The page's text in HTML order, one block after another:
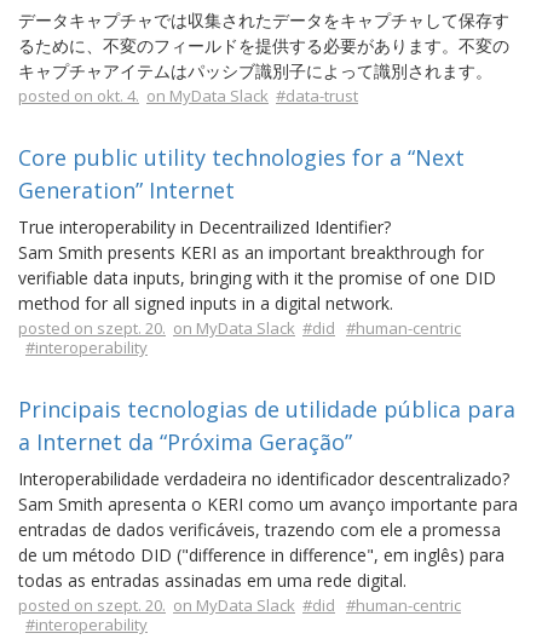
データキャプチャでは収集されたデータをキャプチャして保存す
るために、不変のフィールドを提供する必要があります。不変の
キャプチャアイテムはパッシブ識別子によって識別されます。
posted on okt. 4. on MyData Slack #data-trust
Core public utility technologies for a “Next
Generation” Internet
True interoperability in Decentrailized Identifier?
Sam Smith presents KERI as an important breakthrough for
verifiable data inputs, bringing with it the promise of one DID
method for all signed inputs in a digital network.
posted on szept. 20. on MyData Slack #did #human-centric
#interoperability
Principais tecnologias de utilidade pública para
a Internet da “Próxima Geração”
Interoperabilidade verdadeira no identificador descentralizado?
Sam Smith apresenta o KERI como um avanço importante para
entradas de dados verificáveis, trazendo com ele a promessa
de um método DID ("difference in difference", em inglês) para
todas as entradas assinadas em uma rede digital.
posted on szept. 20. on MyData Slack #did #human-centric
#interoperability